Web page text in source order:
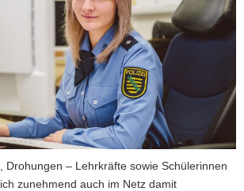
Drohungen – Lehrkräfte sowie Schülerinnen
zunehmend auch im Netz damit